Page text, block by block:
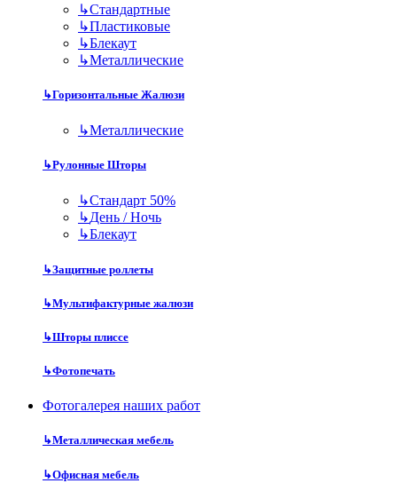
↳Стандартные
↳Пластиковые
↳Блекаут
↳Металлические
↳Горизонтальные Жалюзи
↳Металлические
↳Рулонные Шторы
↳Стандарт 50%
↳День / Ночь
↳Блекаут
↳Защитные роллеты
↳Мультифактурные жалюзи
↳Шторы плиссе
↳Фотопечать
Фотогалерея наших работ
↳Металлическая мебель
↳Офисная мебель